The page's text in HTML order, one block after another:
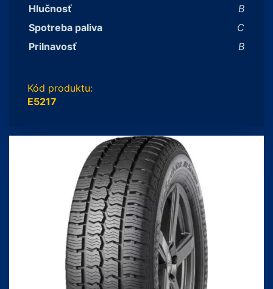
Hlučnosť
B
Spotreba paliva
C
Prilnavosť
B
Kód produktu:
E5217